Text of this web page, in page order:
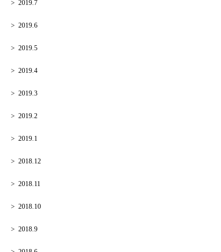
2019.7
2019.6
2019.5
2019.4
2019.3
2019.2
2019.1
2018.12
2018.11
2018.10
2018.9